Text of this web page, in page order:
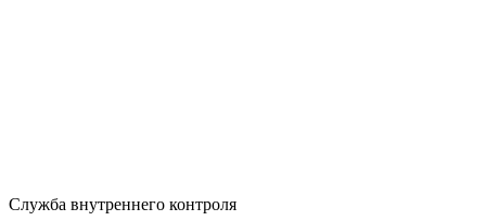
Служба внутреннего контроля